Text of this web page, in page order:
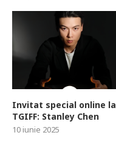
Invitat special online la
TGIFF: Stanley Chen
10 iunie 2025